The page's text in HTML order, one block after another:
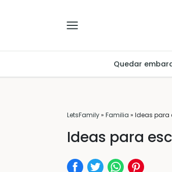
Quedar
LetsFamily» Familia » Ideas para
Ideas para